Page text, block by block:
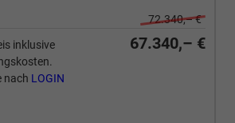
72.340,– €
inklusive
nach LOGIN
67.340,– €